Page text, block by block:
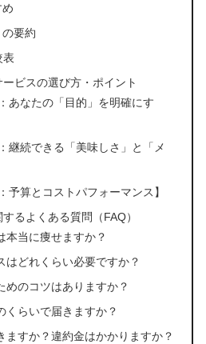
要約
表
ビスの選び方・ポイント
あなたの「目的」を明確にす
継続できる「美味しさ」と「メ
予算とコストパフォーマンス】
るよくある質問（FAQ）
本当に痩せますか？
はどれくらい必要ですか？
めのコツはありますか？
くらいで届きますか？
ますか？違約金はかかりますか？